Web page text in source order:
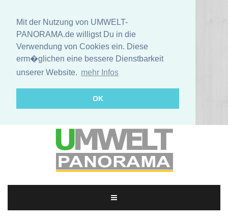
Mit der Nutzung von UMWELT-
PANORAMA.de willigst Du in die
Verwendung von Cookies ein. Diese
erm�glichen eine bessere Dienstbarkeit
unserer Website. mehr Infos
OK